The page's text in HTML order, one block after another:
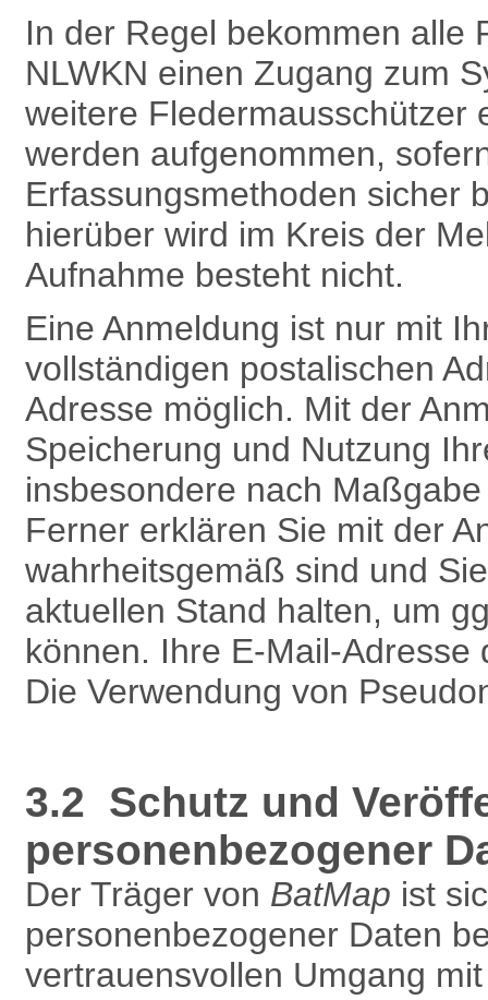
In der Regel bekommen alle
NLWKN einen Zugang zum
weitere Fledermausschützer
werden aufgenommen,
Erfassungsmethoden sicher
hierüber wird im Kreis der
Aufnahme besteht nicht.
Eine Anmeldung ist nur mit
vollständigen postalischen
Adresse möglich. Mit der
Speicherung und Nutzung
insbesondere nach
Ferner erklären Sie mit der
wahrheitsgemäß sind und
aktuellen Stand halten, um
können. Ihre E-Mail-
Die Verwendung von
3.2 Schutz und
personenbezogener
Der Träger von BatMap ist
personenbezogener Daten
vertrauensvollen Umgang